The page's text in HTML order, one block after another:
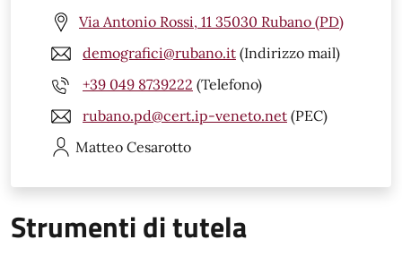
Via Antonio Rossi, 11 35030 Rubano (PD)
demografici@rubano.it (Indirizzo mail)
+39 049 8739222 (Telefono)
rubano.pd@cert.ip-veneto.net (PEC)
Matteo Cesarotto
Strumenti di tutela